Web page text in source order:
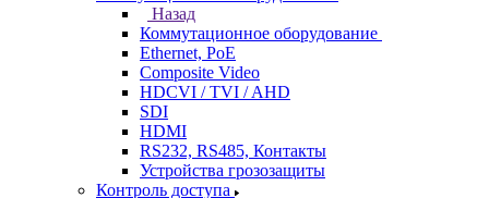
Назад
Коммутационное оборудование
Ethernet, PoE
Composite Video
HDCVI / TVI / AHD
SDI
HDMI
RS232, RS485, Контакты
Устройства грозозащиты
Контроль доступа